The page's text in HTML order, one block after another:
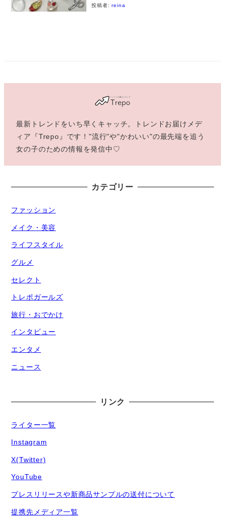
投稿者:reina
最新トレンドをいち早くキャッチ。トレンドお届けメデ
ィア『Trepo』です！"流行"や"かわいい"の最先端を追う
女の子のための情報を発信中♡
カテゴリー
ファッション
メイク・美容
ライフスタイル
グルメ
セレクト
トレポガールズ
旅行・おでかけ
インタビュー
エンタメ
ニュース
リンク
ライター一覧
Instagram
X(Twitter)
YouTube
プレスリリースや新商品サンプルの送付について
提携先メディア一覧